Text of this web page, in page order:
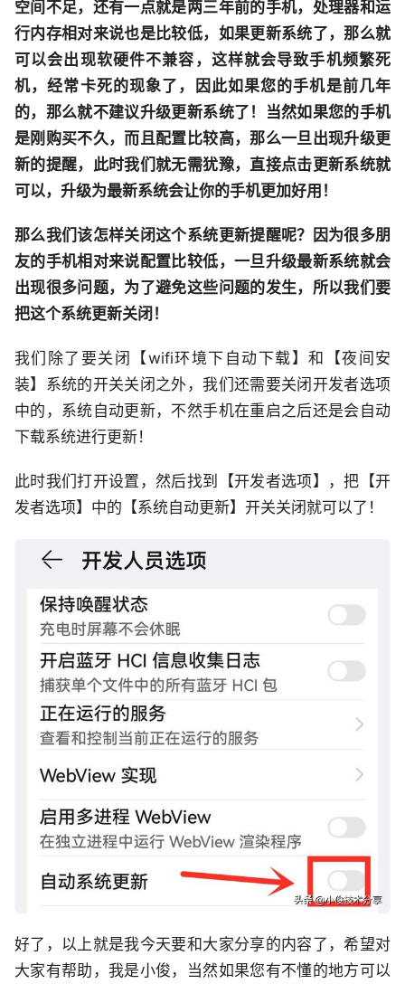
空间不足，还有一点就是两三年前的手机，处理器和运
行内存相对来说也是比较低，如果更新系统了，那么就
可以会出现软硬件不兼容，这样就会导致手机频繁死
机，经常卡死的现象了，因此如果您的手机是前几年
的，那么就不建议升级更新系统了！当然如果您的手机
是刚购买不久，而且配置比较高，那么一旦出现升级更
新的提醒，此时我们就无需犹豫，直接点击更新系统就
可以，升级为最新系统会让你的手机更加好用！
那么我们该怎样关闭这个系统更新提醒呢？因为很多朋
友的手机相对来说配置比较低，一旦升级最新系统就会
出现很多问题，为了避免这些问题的发生，所以我们要
把这个系统更新关闭！
我们除了要关闭【wifi环境下自动下载】和【夜间安
装】系统的开关关闭之外，我们还需要关闭开发者选项
中的，系统自动更新，不然手机在重启之后还是会自动
下载系统进行更新！
此时我们打开设置，然后找到【开发者选项】，把【开
发者选项】中的【系统自动更新】开关关闭就可以了！
好了，以上就是我今天要和大家分享的内容了，希望对
大家有帮助，我是小俊，当然如果您有不懂的地方可以